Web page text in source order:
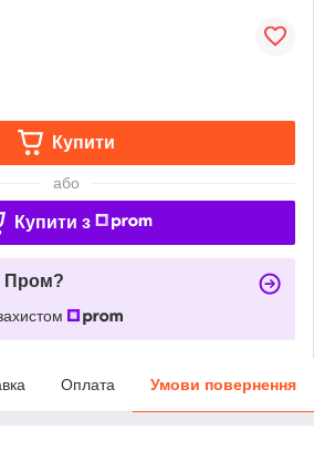
Купити
або
Купити з
Пром?
Оплата Умови повернення